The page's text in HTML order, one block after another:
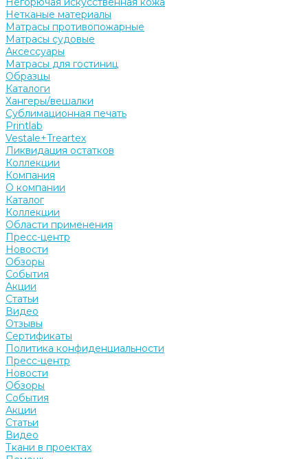
Нетканые материалы
Матрасы противопожарные
Матрасы судовые
Аксессуары
Матрасы для гостиниц
Образцы
Каталоги
Хангеры/вешалки
Сублимационная печать
Printlab
Vestale+Treartex
Ликвидация остатков
Коллекции
Компания
О компании
Каталог
Коллекции
Области применения
Пресс-центр
Новости
Обзоры
События
Акции
Статьи
Видео
Отзывы
Сертификаты
Политика конфиденциальности
Пресс-центр
Новости
Обзоры
События
Акции
Статьи
Видео
Ткани в проектах